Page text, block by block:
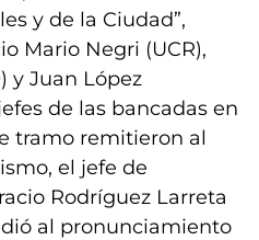
y de la Ciudad”,
Mario Negri (UCR),
y Juan López
de las bancadas en
tramo remitieron al
el jefe de
Rodríguez Larreta
al pronunciamiento